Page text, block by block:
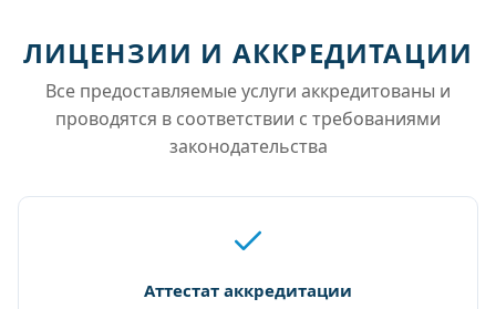
ЛИЦЕНЗИИ И АККРЕДИТАЦИИ
Все предоставляемые услуги аккредитованы и
проводятся в соответствии с требованиями
законодательства
Аттестат аккредитации